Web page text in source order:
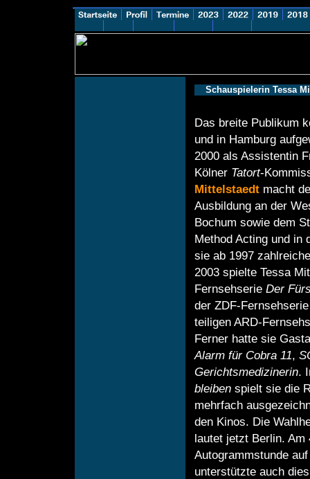
Schauspielerin Tessa
Das breite Publikum
und in Hamburg
2000 als Assistentin
Kölner Tatort-
Mittelstaedt macht
Ausbildung an der
Bochum sowie dem
Method Acting und in
sie ab 1997
2003 spielte Tessa
Fernsehserie Der
der ZDF-
teiligen ARD-
Ferner hatte sie
Alarm für Cobra 11,
Gerichtsmedizinerin.
bleiben spielt sie die
mehrfach
den Kinos. Die
lautet jetzt Berlin. Am
Autogrammstunde
unterstützte auch